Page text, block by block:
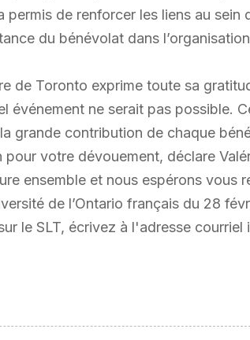
permis de renforcer les liens au
du bénévolat dans
de Toronto exprime toute sa
événement ne serait pas possible.
grande contribution de chaque
pour votre dévouement, déclare
ensemble et nous espérons vous
de l’Ontario français du 28
le SLT, écrivez à l'adresse